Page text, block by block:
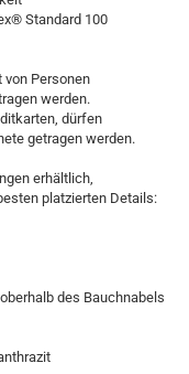
Standard 100
von Personen
werden.
dürfen
getragen werden.
erhältlich,
platzierten Details:
des Bauchnabels